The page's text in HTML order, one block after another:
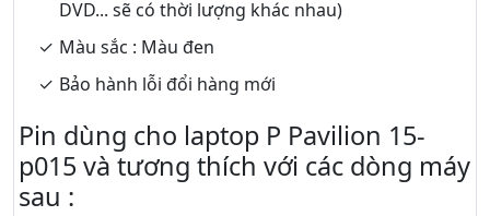
DVD... sẽ có thời lượng khác nhau)
Màu sắc : Màu đen
Bảo hành lỗi đổi hàng mới
Pin dùng cho laptop P Pavilion 15-
p015 và tương thích với các dòng máy
sau :